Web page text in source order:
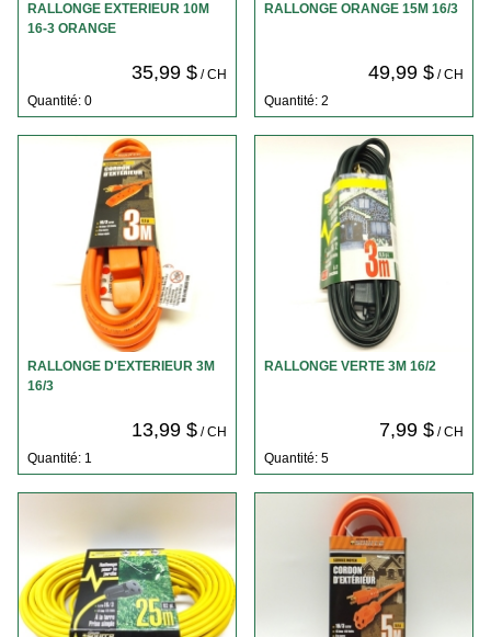
RALLONGE EXTERIEUR 10M
16-3 ORANGE
35,99 $/ CH
Quantité: 0
RALLONGE ORANGE 15M 16/3
49,99 $/ CH
Quantité: 2
RALLONGE D'EXTERIEUR 3M
16/3
13,99 $/ CH
Quantité: 1
RALLONGE VERTE 3M 16/2
7,99 $/ CH
Quantité: 5